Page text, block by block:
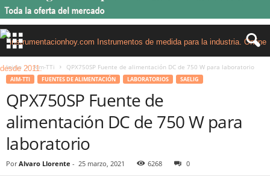
Inicio Aim-TTi QPX750SP Fuente de alimentación DC de 750 W para laboratorio
AIM-TTI FUENTES DE ALIMENTACIÓN LABORATORIOS SAELIG
QPX750SP Fuente de
alimentación DC de 750 W para
laboratorio
Por Alvaro Llorente - 25 marzo, 2021 6268 0